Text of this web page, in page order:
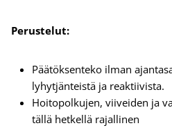
Perustelut:
Päätöksenteko ilman
lyhytjänteistä ja reaktiivista.
Hoitopolkujen, viiveiden ja
tällä hetkellä rajallinen